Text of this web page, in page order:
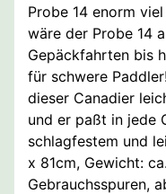
Probe 14 enorm
wäre der Probe 14
Gepäckfahrten bis
für schwere
dieser Canadier
und er paßt in jede
schlagfestem und
x 81cm, Gewicht:
Gebrauchsspuren,